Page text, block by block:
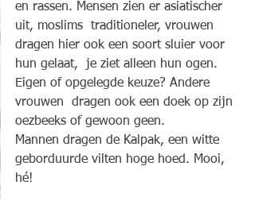
en rassen. Mensen zien er asiatischer
uit, moslims  traditioneler, vrouwen
dragen hier ook een soort sluier voor
hun gelaat,  je ziet alleen hun ogen.
Eigen of opgelegde keuze? Andere
vrouwen  dragen ook een doek op zijn
oezbeeks of gewoon geen.
Mannen dragen de Kalpak, een witte
geborduurde vilten hoge hoed. Mooi,
hé!